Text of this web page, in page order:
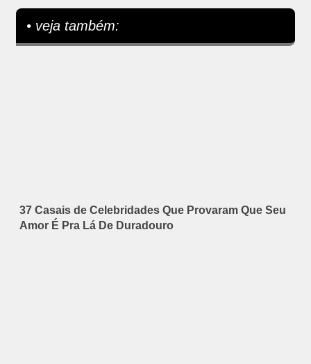
• veja também:
37 Casais de Celebridades Que Provaram Que Seu
Amor É Pra Lá De Duradouro